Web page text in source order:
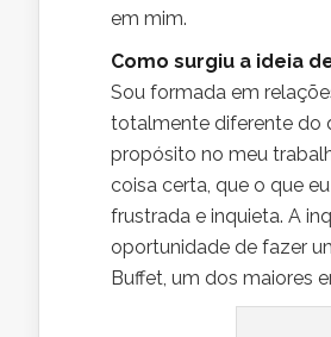
em mim.
Como surgiu a ideia
Sou formada em
totalmente diferente do
propósito no meu
coisa certa, que o que
frustrada e inquieta. A
oportunidade de fazer
Buffet, um dos maiores